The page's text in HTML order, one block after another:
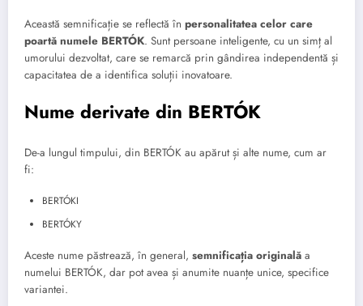
Această semnificație se reflectă în personalitatea celor care
poartă numele BERTÓK. Sunt persoane inteligente, cu un simț al
umorului dezvoltat, care se remarcă prin gândirea independentă și
capacitatea de a identifica soluții inovatoare.
Nume derivate din BERTÓK
De-a lungul timpului, din BERTÓK au apărut și alte nume, cum ar
fi:
BERTÓKI
BERTÓKY
Aceste nume păstrează, în general, semnificația originală a
numelui BERTÓK, dar pot avea și anumite nuanțe unice, specifice
variantei.